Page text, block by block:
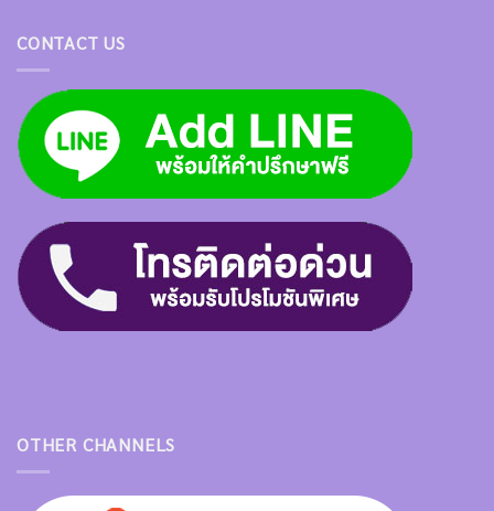
CONTACT US
OTHER CHANNELS